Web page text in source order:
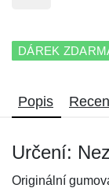
DÁREK
Popis
Určení:
Originální